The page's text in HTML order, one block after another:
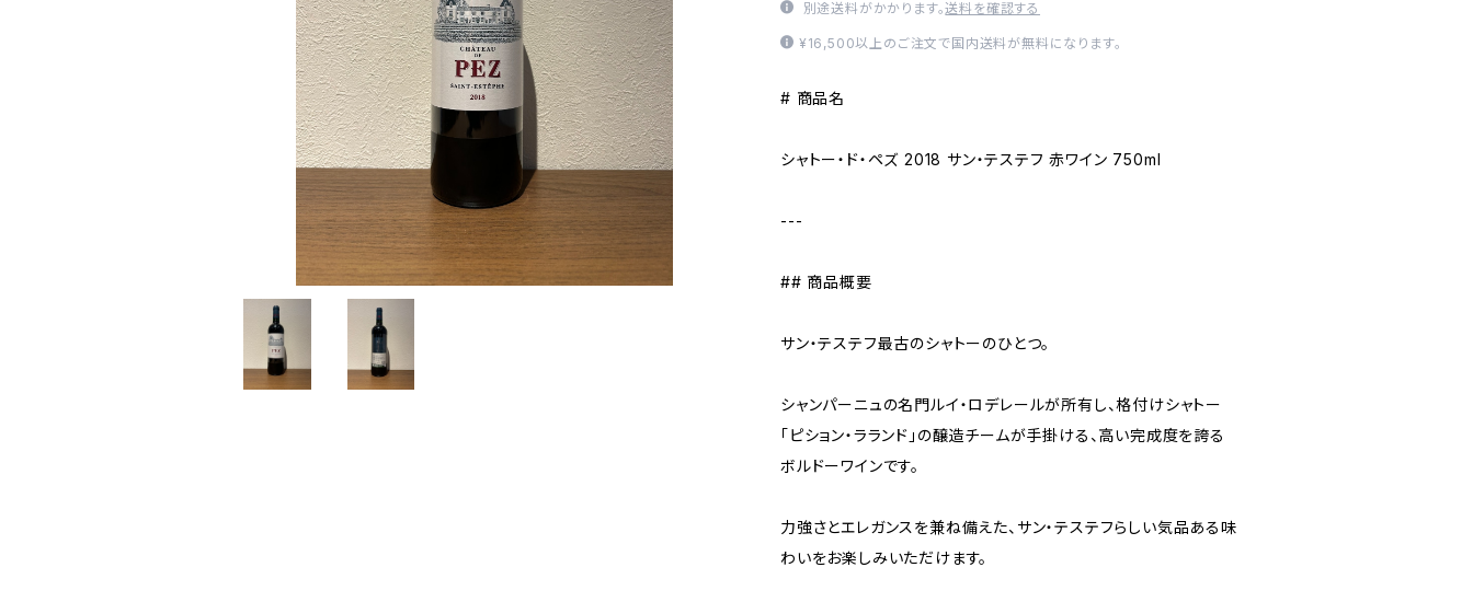
別途送料がかかります。送料を確認する
¥16,500以上のご注文で国内送料が無料になります。
# 商品名
シャトー・ド・ペズ 2018 サン・テステフ 赤ワイン 750ml
---
## 商品概要
サン・テステフ最古のシャトーのひとつ。
シャンパーニュの名門ルイ・ロデレールが所有し、格付けシャトー
「ピション・ラランド」の醸造チームが手掛ける、高い完成度を誇る
ボルドーワインです。
力強さとエレガンスを兼ね備えた、サン・テステフらしい気品ある味
わいをお楽しみいただけます。